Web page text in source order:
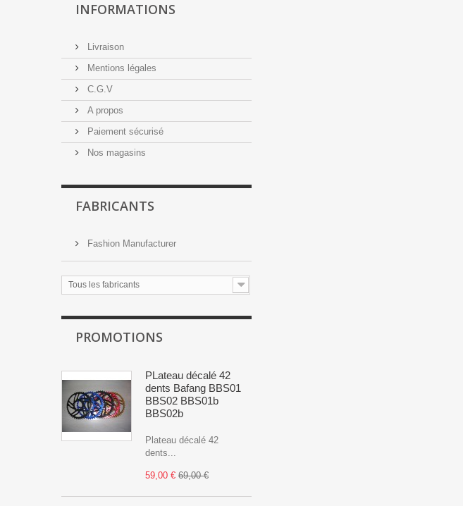
INFORMATIONS
Livraison
Mentions légales
C.G.V
A propos
Paiement sécurisé
Nos magasins
FABRICANTS
Fashion Manufacturer
Tous les fabricants
PROMOTIONS
PLateau décalé 42
dents Bafang BBS01
BBS02 BBS01b
BBS02b
Plateau décalé 42
dents...
59,00 € 69,00 €